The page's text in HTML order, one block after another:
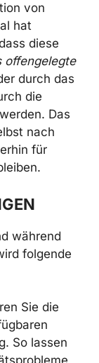
von
hat
diese
offengelegte
durch das
die
Das
nach
für
während
folgende
Sie die
So lassen